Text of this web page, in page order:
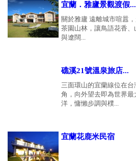
宜蘭．雅廬景觀渡假...
關於雅廬 遠離城市喧囂
茶園山林，讓鳥語花香、
與遼闊...
礁溪21號溫泉旅店...
三面環山的宜蘭線位在台
角，向外望去即為世界最
洋，慵懶步調與樸...
宜蘭花鹿米民宿